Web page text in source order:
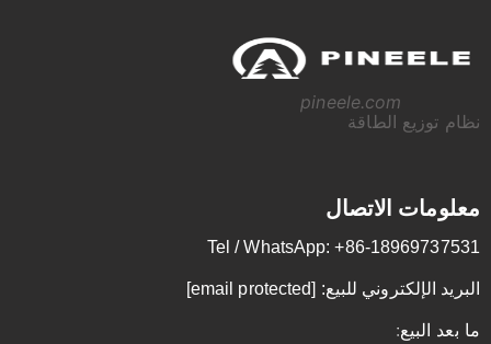
pineele.com
نظام توزيع الطاقة
معلومات الاتصال
Tel / WhatsApp: +86-18969737531
البريد الإلكتروني للبيع: [email protected]
ما بعد البيع: